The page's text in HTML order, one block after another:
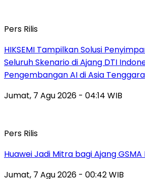
Pers Rilis
HIKSEMI Tampilkan Solusi
Seluruh Skenario di Ajang DTI
Pengembangan AI di Asia Tenggara
Jumat, 7 Agu 2026 - 04:14 WIB
Pers Rilis
Huawei Jadi Mitra bagi Ajang GSMA
Jumat, 7 Agu 2026 - 00:42 WIB